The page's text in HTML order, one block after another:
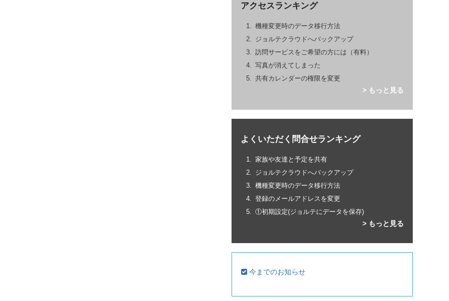
アクセスランキング
機種変更時のデータ移行方法
ジョルテクラウドへバックアップ
訪問サービスをご希望の方には（有料）
写真が消えてしまった
共有カレンダーの権限を変更
> もっと見る
よくいただく問合せランキング
家族や友達と予定を共有
ジョルテクラウドへバックアップ
機種変更時のデータ移行方法
登録のメールアドレスを変更
①初期設定(ジョルテにデータを保存)
> もっと見る
今までのお知らせ